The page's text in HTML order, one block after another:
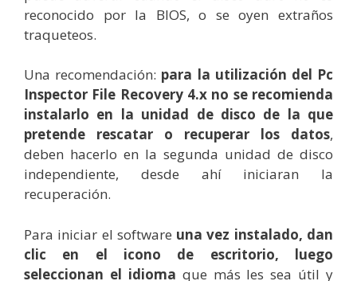
reconocido por la BIOS, o se oyen extraños
traqueteos.
Una recomendación: para la utilización del Pc
Inspector File Recovery 4.x no se recomienda
instalarlo en la unidad de disco de la que
pretende rescatar o recuperar los datos,
deben hacerlo en la segunda unidad de disco
independiente, desde ahí iniciaran la
recuperación.
Para iniciar el software una vez instalado, dan
clic en el icono de escritorio, luego
seleccionan el idioma que más les sea útil y